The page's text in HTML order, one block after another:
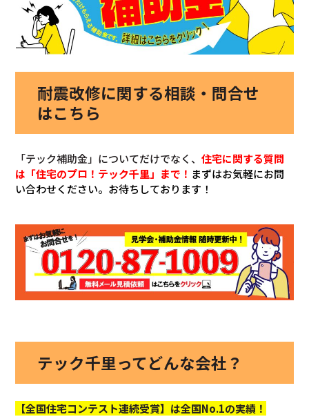
耐震改修に関する相談・問合せ
はこちら
「テック補助金」についてだけでなく、住宅に関する質問
は「住宅のプロ！テック千里」まで！ まずはお気軽にお問
い合わせください。お待ちしております！
テック千里ってどんな会社？
【全国住宅コンテスト連続受賞】は全国No.1の実績！